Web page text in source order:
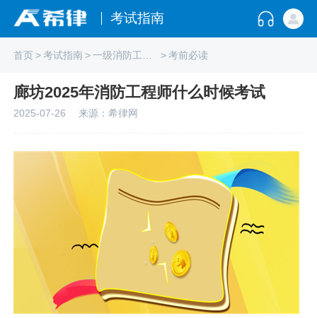
考试指南
首页>考试指南> > 考前必读
廊坊2025年消防工程师什么时候考试
2025-07-26 来源：希律网